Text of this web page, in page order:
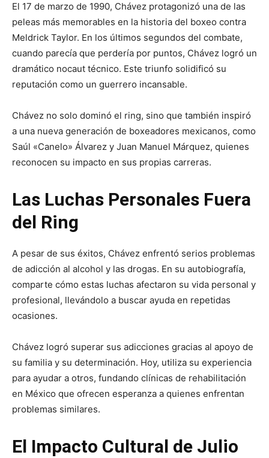
El 17 de marzo de 1990, Chávez protagonizó una de las
peleas más memorables en la historia del boxeo contra
Meldrick Taylor. En los últimos segundos del combate,
cuando parecía que perdería por puntos, Chávez logró un
dramático nocaut técnico. Este triunfo solidificó su
reputación como un guerrero incansable.
Chávez no solo dominó el ring, sino que también inspiró
a una nueva generación de boxeadores mexicanos, como
Saúl «Canelo» Álvarez y Juan Manuel Márquez, quienes
reconocen su impacto en sus propias carreras.
Las Luchas Personales Fuera
del Ring
A pesar de sus éxitos, Chávez enfrentó serios problemas
de adicción al alcohol y las drogas. En su autobiografía,
comparte cómo estas luchas afectaron su vida personal y
profesional, llevándolo a buscar ayuda en repetidas
ocasiones.
Chávez logró superar sus adicciones gracias al apoyo de
su familia y su determinación. Hoy, utiliza su experiencia
para ayudar a otros, fundando clínicas de rehabilitación
en México que ofrecen esperanza a quienes enfrentan
problemas similares.
El Impacto Cultural de Julio